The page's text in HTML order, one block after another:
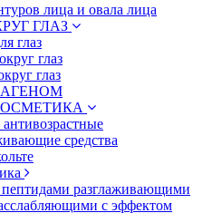
лица и овала лица
ГЛАЗ
глаз
глаз
глаз
средства
пептидами разглаживающими
с эффектом